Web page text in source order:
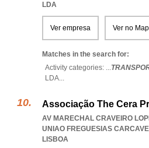
LDA
Ver empresa Ver no
Matches in the search for:
Activity categories: ...
LDA...
Associação The Cera
AV MARECHAL CRAVEIRO
UNIAO FREGUESIAS
LISBOA